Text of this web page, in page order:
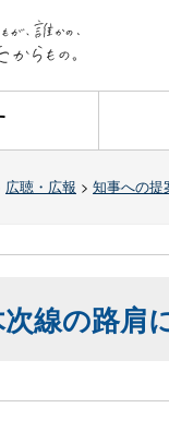
広聴・広報 > 知事への提
線の路肩